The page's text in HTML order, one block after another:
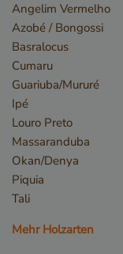
Angelim Vermelho
Azobé / Bongossi
Basralocus
Cumaru
Guariuba/Mururé
Ipé
Louro Preto
Massaranduba
Okan/Denya
Piquia
Tali
Mehr Holzarten